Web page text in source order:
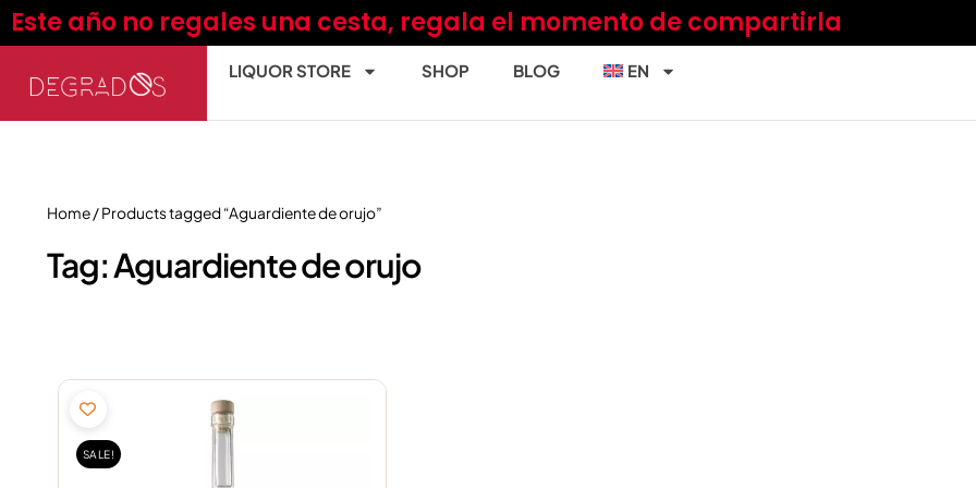
Skip
toEste año no regales una cesta, regala el momento de compartirla
LIQUOR STORE SHOP BLOG EN
Home/ Products tagged “Aguardiente de orujo”
Tag: Aguardiente de orujo
SALE!
price
was:
13,22€.